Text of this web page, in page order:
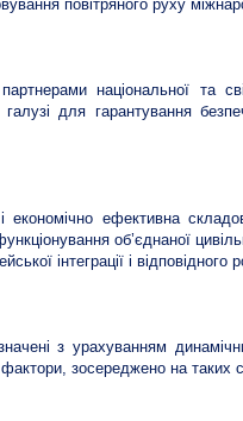
повітряного руху
національної та
для гарантування
ефективна
об’єднаної
інтеграції і відповідного
з урахуванням
зосереджено на таких